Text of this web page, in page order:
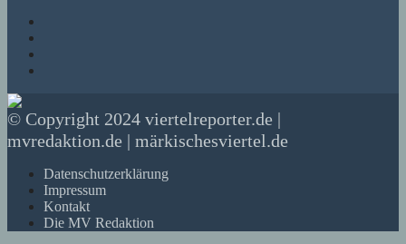
© Copyright 2024 viertelreporter.de |
mvredaktion.de | märkischesviertel.de
Datenschutzerklärung
Impressum
Kontakt
Die MV Redaktion